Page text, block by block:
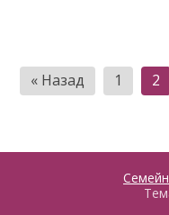
записей
« Назад 1 2